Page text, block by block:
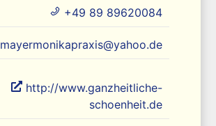
+49 89 89620084
mayermonikapraxis@yahoo.de
http://www.ganzheitliche-
schoenheit.de